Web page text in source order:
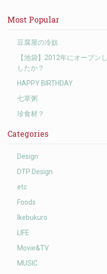
Most Popular
豆腐屋の冷奴
【池袋】2012年にオープ
したか？
HAPPY BIRTHDAY
七草粥
珍食材？
Categories
Design
DTP Design
etc
Foods
Ikebukuro
LIFE
Movie&TV
MUSIC